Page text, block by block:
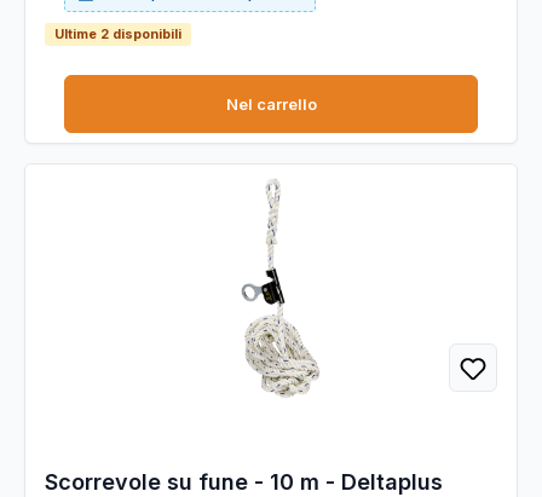
Ultime 2 disponibili
Nel carrello
Scorrevole su fune - 10 m - Deltaplus